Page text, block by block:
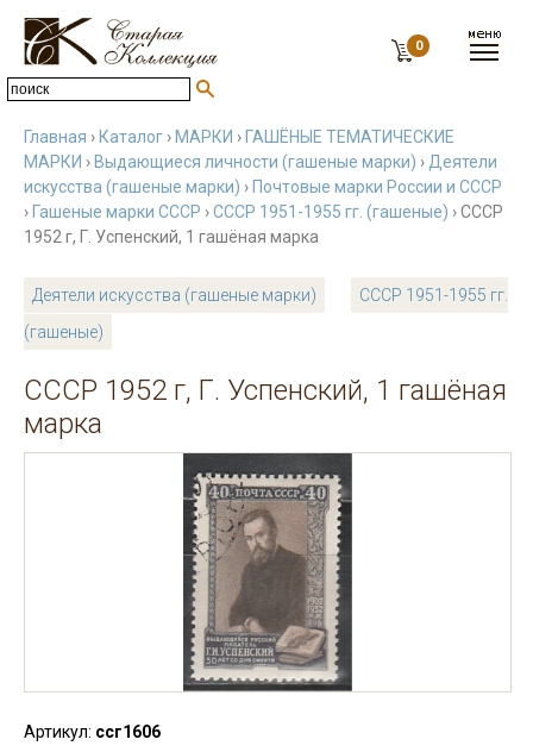
0
Главная › Каталог › МАРКИ › ГАШЁНЫЕ ТЕМАТИЧЕСКИЕ
МАРКИ › Выдающиеся личности (гашеные марки) › Деятели
искусства (гашеные марки) › Почтовые марки России и СССР
› Гашеные марки СССР ›СССР 1951-1955 гг. (гашеные) › СССР
1952 г, Г. Успенский, 1 гашёная марка
Деятели искусства (гашеные марки)
СССР 1951-1955 гг.
(гашеные)
СССР 1952 г, Г. Успенский, 1 гашёная
марка
Артикул: ссг1606